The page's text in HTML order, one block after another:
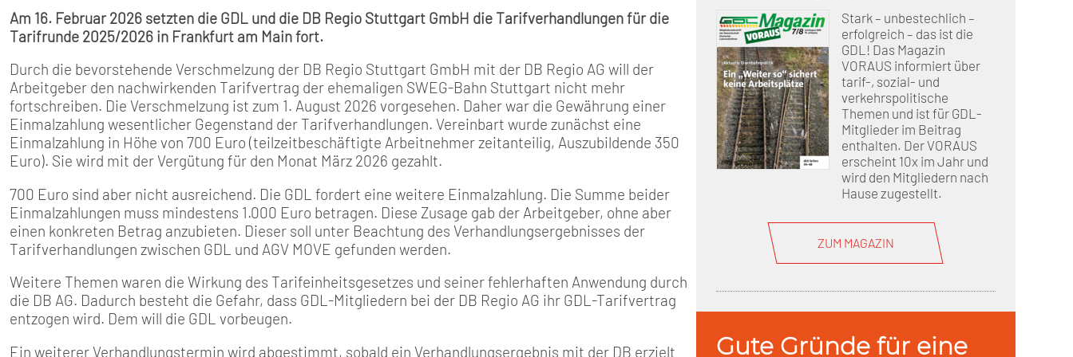
Am 16. Februar 2026 setzten die GDL und die DB Regio Stuttgart GmbH die Tarifverhandlungen für die
Tarifrunde 2025/2026 in Frankfurt am Main fort.
Durch die bevorstehende Verschmelzung der DB Regio Stuttgart GmbH mit der DB Regio AG will der
Arbeitgeber den nachwirkenden Tarifvertrag der ehemaligen SWEG-Bahn Stuttgart nicht mehr
fortschreiben. Die Verschmelzung ist zum 1. August 2026 vorgesehen. Daher war die Gewährung einer
Einmalzahlung wesentlicher Gegenstand der Tarifverhandlungen. Vereinbart wurde zunächst eine
Einmalzahlung in Höhe von 700 Euro (teilzeitbeschäftigte Arbeitnehmer zeitanteilig, Auszubildende 350
Euro). Sie wird mit der Vergütung für den Monat März 2026 gezahlt.
700 Euro sind aber nicht ausreichend. Die GDL fordert eine weitere Einmalzahlung. Die Summe beider
Einmalzahlungen muss mindestens 1.000 Euro betragen. Diese Zusage gab der Arbeitgeber, ohne aber
einen konkreten Betrag anzubieten. Dieser soll unter Beachtung des Verhandlungsergebnisses der
Tarifverhandlungen zwischen GDL und AGV MOVE gefunden werden.
Weitere Themen waren die Wirkung des Tarifeinheitsgesetzes und seiner fehlerhaften Anwendung durch
die DB AG. Dadurch besteht die Gefahr, dass GDL-Mitgliedern bei der DB Regio AG ihr GDL-Tarifvertrag
entzogen wird. Dem will die GDL vorbeugen.
Ein weiterer Verhandlungstermin wird abgestimmt, sobald ein Verhandlungsergebnis mit der DB erzielt
Stark – unbestechlich –
erfolgreich – das ist die
GDL! Das Magazin
VORAUS informiert über
tarif-, sozial- und
verkehrspolitische
Themen und ist für GDL-
Mitglieder im Beitrag
enthalten. Der VORAUS
erscheint 10x im Jahr und
wird den Mitgliedern nach
Hause zugestellt.
ZUM MAGAZIN
Gute Gründe für eine